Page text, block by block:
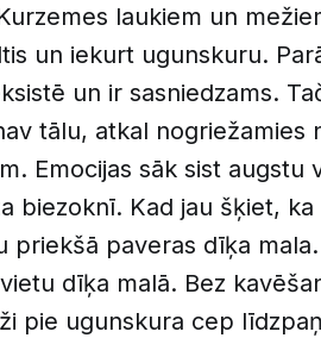
laukiem un
un iekurt ugunskuru.
un ir sasniedzams.
tālu, atkal nogriežamies
Emocijas sāk sist augstu
biezoknī. Kad jau šķiet,
priekšā paveras dīķa
dīķa malā. Bez
pie ugunskura cep